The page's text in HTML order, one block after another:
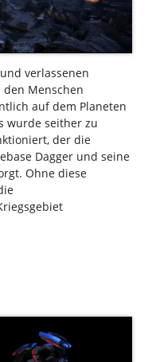
verlassenen
Menschen
auf dem Planeten
wurde seither zu
der die
Dagger und seine
Ohne diese